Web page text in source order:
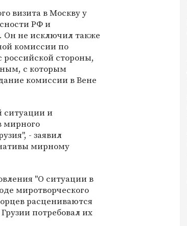
визита в Москву у
РФ и
. Он не исключил также
комиссии по
российской стороны,
с которым
комиссии в Вене
ситуации и
мирного
- заявил
мирному
"О ситуации в
миротворческого
расцениваются
потребовал их